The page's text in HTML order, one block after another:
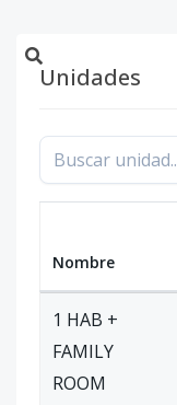
Unidades
Nombre
1 HAB +
FAMILY
ROOM